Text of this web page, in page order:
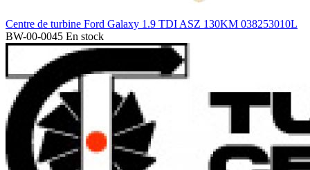
Centre de turbine Ford Galaxy 1.9 TDI ASZ 130KM 038253010L
BW-00-0045 En stock